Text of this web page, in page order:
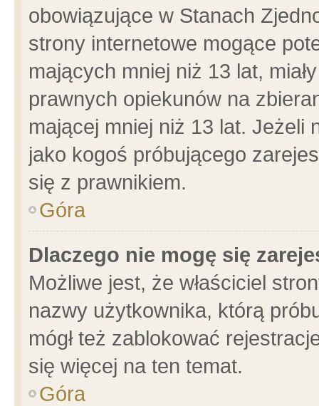
obowiązujące w Stanach
strony internetowe mogące
mających mniej niż 13 lat,
prawnych opiekunów na
mającej mniej niż 13 lat. Jeżeli
jako kogoś próbującego
się z prawnikiem.
Góra
Dlaczego nie mogę się
Możliwe jest, że właściciel
nazwy użytkownika, którą
mógł też zablokować
się więcej na ten temat.
Góra